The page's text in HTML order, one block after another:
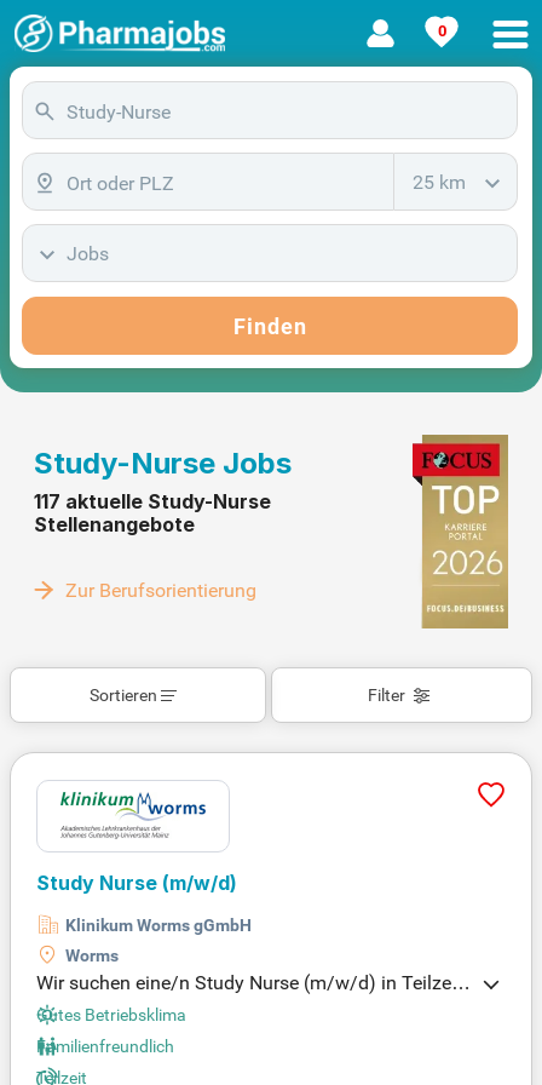
0
25 km
Jobs
Finden
Study-Nurse Jobs
117 aktuelle Study-Nurse
Stellenangebote
Zur Berufsorientierung
Filter
Sortieren
Study Nurse (m/w/d)
Klinikum Worms gGmbH
Worms
Wir suchen eine/n Study Nurse (m/w/d) in Teilzeit
(19,25 h/w) für unsere Abteilung Kardiologie und A
ngiologie, befristet als Vertretung während Mutters
chutz/Elternzeit. Zu Ihren Aufgaben gehört die Betr
Gutes Betriebsklima
Familienfreundlich
Teilzeit